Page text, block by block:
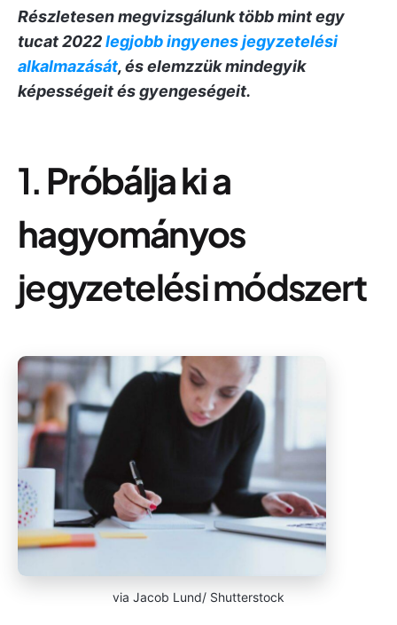
Részletesen megvizsgálunk több mint egy
tucat 2022legjobb ingyenes jegyzetelési
alkalmazását, és elemzzük mindegyik
képességeit és gyengeségeit.
1.Próbálja ki a
hagyományos
jegyzetelési módszert
via Jacob Lund/ Shutterstock